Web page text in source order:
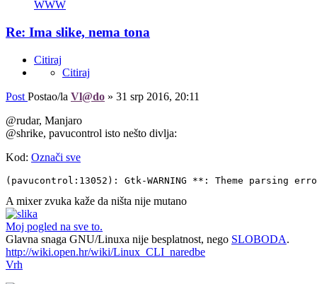
WWW
Re: Ima slike, nema tona
Citiraj
Citiraj
Post Postao/la Vl@do » 31 srp 2016, 20:11
@rudar, Manjaro
@shrike, pavucontrol isto nešto divlja:
Kod: Označi sve
(pavucontrol:13052): Gtk-WARNING **: Theme
A mixer zvuka kaže da ništa nije mutano
Moj pogled na sve to.
Glavna snaga GNU/Linuxa nije besplatnost, nego SLOBODA.
http://wiki.open.hr/wiki/Linux_CLI_naredbe
Vrh